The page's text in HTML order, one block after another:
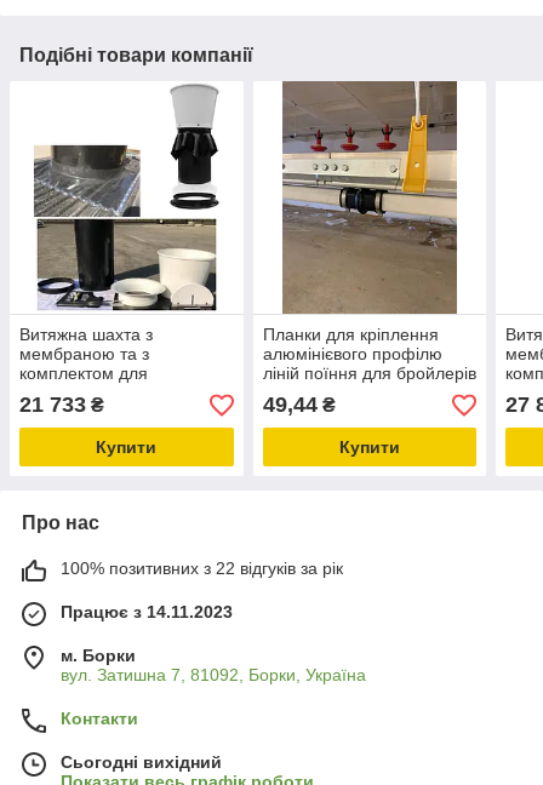
Подібні товари компанії
Витяжна шахта з
мембраною та з
комплектом для
складання Ø630 мм, 1.2
мм, з великим білим
кільцем для шахти
21 733 ₴
Купити
Планки для кріплення
алюмінієвого профілю
ліній поїння для бройлерів
49,44₴
Купити
мм,
27
Про нас
100% позитивних з 22 відгуків за рік
Працює з 14.11.2023
м. Борки
вул. Затишна 7, 81092, Борки, Україна
Контакти
Сьогодні вихідний